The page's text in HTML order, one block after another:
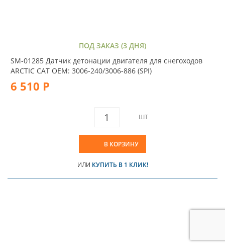
ПОД ЗАКАЗ (3 ДНЯ)
SM-01285 Датчик детонации двигателя для снегоходов
ARCTIC CAT OEM: 3006-240/3006-886 (SPI)
6 510 Р
ШТ
В КОРЗИНУ
ИЛИ КУПИТЬ В 1 КЛИК!